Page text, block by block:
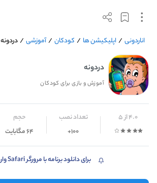
اناردونی / اپلیکیشن ها / کودکان /آموزشی /دردونه
دردونه
آموزش و بازی برای کودکان
4.0 از 5 تعداد نصب
100+
حجم
64 مگابایت
برای دانلود برنامه با مرورگر Safari وارد شوید.